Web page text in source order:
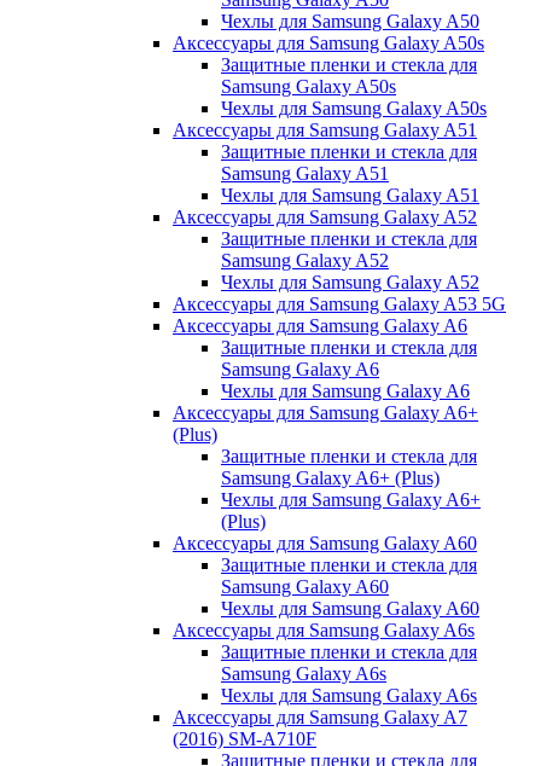
Чехлы для Samsung Galaxy A50
Аксессуары для Samsung Galaxy A50s
Защитные пленки и стекла для
Samsung Galaxy A50s
Чехлы для Samsung Galaxy A50s
Аксессуары для Samsung Galaxy A51
Защитные пленки и стекла для
Samsung Galaxy A51
Чехлы для Samsung Galaxy A51
Аксессуары для Samsung Galaxy A52
Защитные пленки и стекла для
Samsung Galaxy A52
Чехлы для Samsung Galaxy A52
Аксессуары для Samsung Galaxy A53 5G
Аксессуары для Samsung Galaxy A6
Защитные пленки и стекла для
Samsung Galaxy A6
Чехлы для Samsung Galaxy A6
Аксессуары для Samsung Galaxy A6+
(Plus)
Защитные пленки и стекла для
Samsung Galaxy A6+ (Plus)
Чехлы для Samsung Galaxy A6+
(Plus)
Аксессуары для Samsung Galaxy A60
Защитные пленки и стекла для
Samsung Galaxy A60
Чехлы для Samsung Galaxy A60
Аксессуары для Samsung Galaxy A6s
Защитные пленки и стекла для
Samsung Galaxy A6s
Чехлы для Samsung Galaxy A6s
Аксессуары для Samsung Galaxy A7
(2016) SM-A710F
Защитные пленки и стекла для